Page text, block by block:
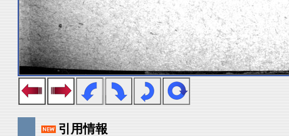
引用情報